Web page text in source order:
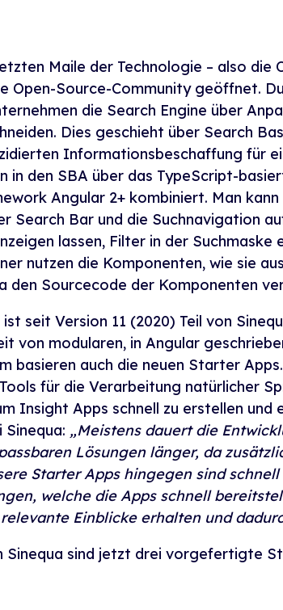
Maile der Technologie – also die
Open-Source-Community geöffnet.
die Search Engine über
Dies geschieht über Search
Informationsbeschaffung für
in den SBA über das TypeScript-
Angular 2+ kombiniert. Man kann
Search Bar und die Suchnavigation
lassen, Filter in der Suchmaske
nutzen die Komponenten, wie sie
den Sourcecode der Komponenten
seit Version 11 (2020) Teil von
von modularen, in Angular
basieren auch die neuen Starter
für die Verarbeitung natürlicher
Insight Apps schnell zu erstellen und
„Meistens dauert die
Lösungen länger, da
Starter Apps hingegen sind
welche die Apps schnell
Einblicke erhalten und
Sinequa sind jetzt drei vorgefertigte